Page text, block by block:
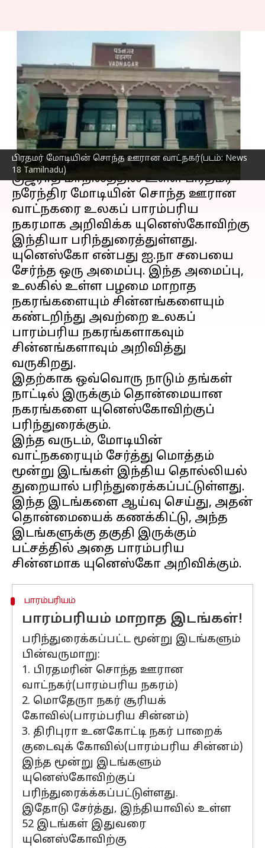
பிரதமர் மோடியின் சொந்த ஊரான வாட்நகர்(படம்: News
18 Tamilnadu)
பிரதமர் மோடி பிறந்த
ஊருக்கு உலகப்
பாரம்பரிய நகரம் என்ற
தகுதி!
எழுதியவர் Sindhuja SM Dec 21, 2022 06:29 pm
செய்தி முன்னோட்டம்
குஜராத் மாநிலத்தில் உள்ள பிரதமர்
நரேந்திர மோடியின் சொந்த ஊரான
வாட்நகரை உலகப் பாரம்பரிய
நகரமாக அறிவிக்க யுனெஸ்கோவிற்கு
இந்தியா பரிந்துரைத்துள்ளது.
யுனெஸ்கோ என்பது ஐ.நா சபையை
சேர்ந்த ஒரு அமைப்பு. இந்த அமைப்பு,
உலகில் உள்ள பழமை மாறாத
நகரங்களையும் சின்னங்களையும்
கண்டறிந்து அவற்றை உலகப்
பாரம்பரிய நகரங்களாகவும்
சின்னங்களாவும் அறிவித்து
வருகிறது.
இதற்காக ஒவ்வொரு நாடும் தங்கள்
நாட்டில் இருக்கும் தொன்மையான
நகரங்களை யுனெஸ்கோவிற்குப்
பரிந்துரைக்கும்.
இந்த வருடம், மோடியின்
வாட்நகரையும் சேர்த்து மொத்தம்
மூன்று இடங்கள் இந்திய தொல்லியல்
துறையால் பரிந்துரைக்கப்பட்டுள்ளது.
இந்த இடங்களை ஆய்வு செய்து, அதன்
தொன்மையைக் கணக்கிட்டு, அந்த
இடங்களுக்கு தகுதி இருக்கும்
பட்சத்தில் அதை பாரம்பரிய
பாரம்பரியம்
பாரம்பரியம் மாறாத இடங்கள்!
பரிந்துரைக்கப்பட்ட மூன்று இடங்களும்
பின்வருமாறு:
1. பிரதமரின் சொந்த ஊரான
வாட்நகர்(பாரம்பரிய நகரம்)
2. மொதேருா நகர் சூரியக்
கோவில்(பாரம்பரிய சின்னம்)
3. திரிபுரா உனகோட்டி நகர் பாறைக்
குடைவுக் கோவில்(பாரம்பரிய சின்னம்)
இந்த மூன்று இடங்களும்
யுனெஸ்கோவிற்குப்
பரிந்துரைக்க்கப்பட்டுள்ளது.
இதோடு சேர்த்து, இந்தியாவில் உள்ள
52 இடங்கள் இதுவரை
யுனெஸ்கோவிற்கு